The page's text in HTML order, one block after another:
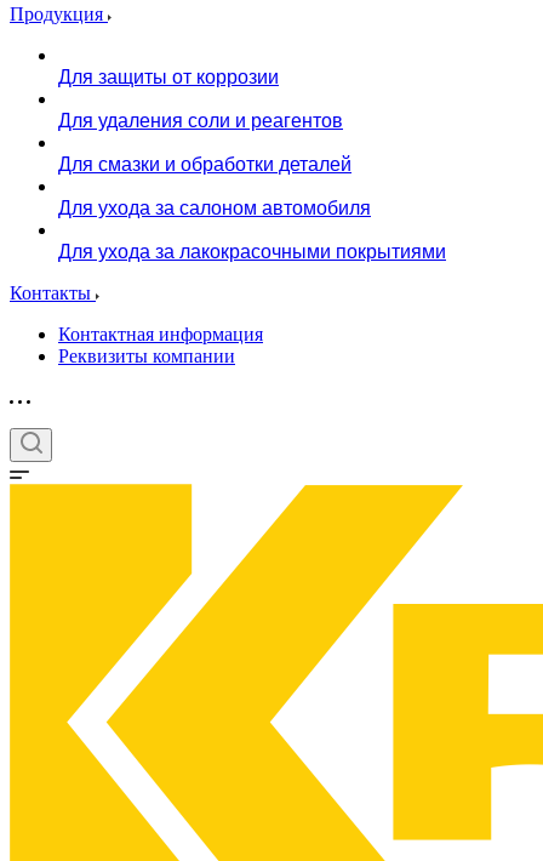
Продукция
Для защиты от коррозии
Для удаления соли и реагентов
Для смазки и обработки деталей
Для ухода за салоном автомобиля
Для ухода за лакокрасочными покрытиями
Контакты
Контактная информация
Реквизиты компании